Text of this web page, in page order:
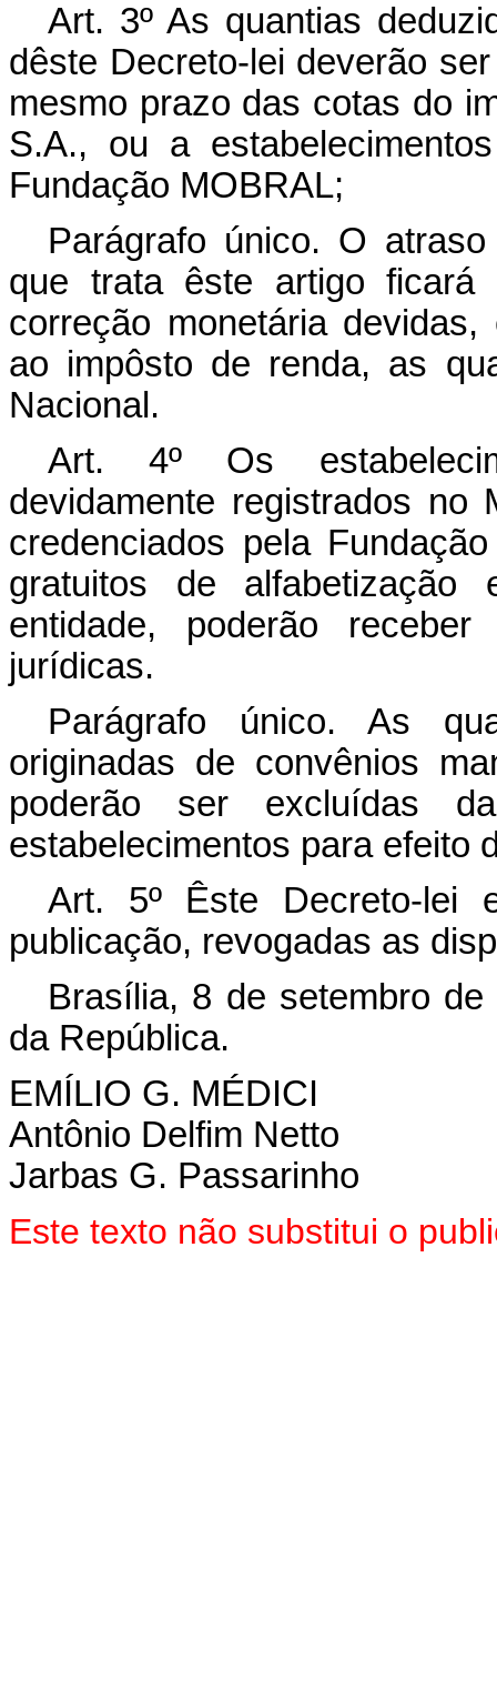
Art. 3º As quantias
dêste Decreto-lei deverão
mesmo prazo das cotas do
S.A., ou a
Fundação MOBRAL;
Parágrafo único. O
que trata êste artigo ficará
correção monetária
ao impôsto de renda, as
Nacional.
Art. 4º Os
devidamente registrados no
credenciados pela
gratuitos de
entidade, poderão
jurídicas.
Parágrafo único. As
originadas de convênios
poderão ser excluídas
estabelecimentos para efeito
Art. 5º Êste Decreto-lei
publicação, revogadas as
Brasília, 8 de setembro de
da República.
EMÍLIO G. MÉDICI
Antônio Delfim Netto
Jarbas G. Passarinho
Este texto não substitui o